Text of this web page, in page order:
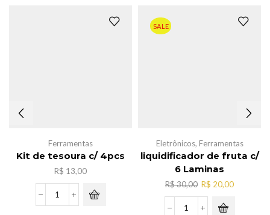
Ferramentas
Kit de tesoura c/ 4pcs
R$ 13,00
Kit
SALE
Eletrônicos, Ferramentas
liquidificador de fruta c/
6 Laminas
R$30,00 O
preço
original
R$ 20,00O
liquidificador